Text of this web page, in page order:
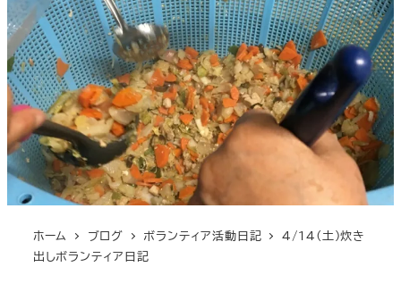
ホーム ブログ ボランティア活動日記
4/14(土)炊き
出しボランティア日記